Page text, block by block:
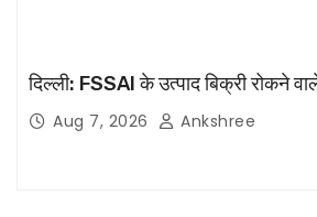
दिल्ली: FSSAI के उत्पाद बिक्री रोकने
Aug 7, 2026 Ankshree